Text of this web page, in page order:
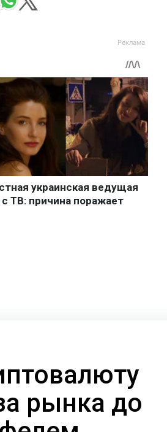
рынка до